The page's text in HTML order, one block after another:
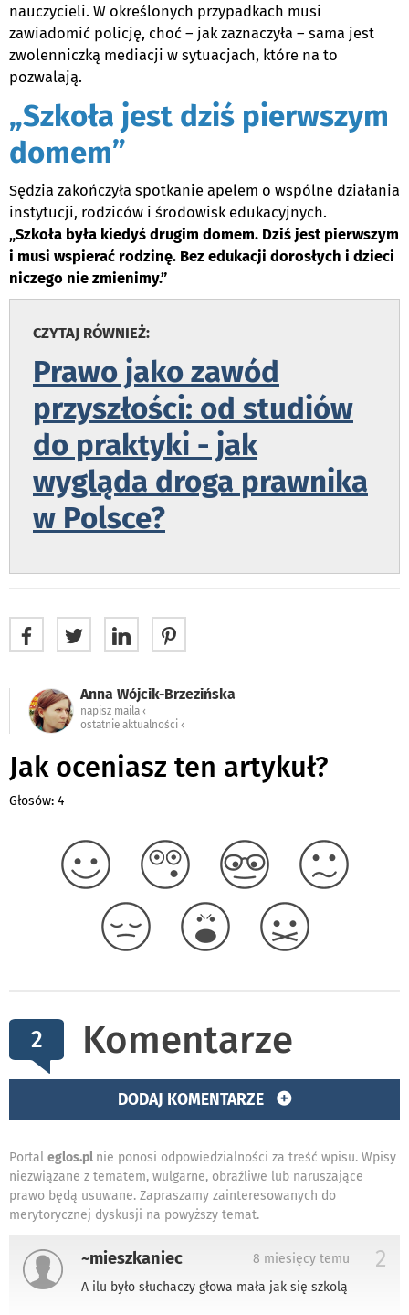
nauczycieli. W określonych przypadkach musi
zawiadomić policję, choć – jak zaznaczyła – sama jest
zwolenniczką mediacji w sytuacjach, które na to
pozwalają.
„Szkoła jest dziś pierwszym
domem”
Sędzia zakończyła spotkanie apelem o wspólne działania
instytucji, rodziców i środowisk edukacyjnych.
„Szkoła była kiedyś drugim domem. Dziś jest pierwszym
i musi wspierać rodzinę. Bez edukacji dorosłych i dzieci
niczego nie zmienimy.”
CZYTAJ RÓWNIEŻ:
Prawo jako zawód
przyszłości: od studiów
do praktyki - jak
wygląda droga prawnika
w Polsce?
Anna Wójcik-Brzezińska
napisz maila ‹
ostatnie aktualności ‹
Jak oceniasz ten artykuł?
Głosów: 4
2 Komentarze
DODAJ KOMENTARZE
Portal eglos.pl nie ponosi odpowiedzialności za treść wpisu. Wpisy
niezwiązane z tematem, wulgarne, obraźliwe lub naruszające
prawo będą usuwane. Zapraszamy zainteresowanych do
merytorycznej dyskusji na powyższy temat.
~mieszkaniec 2
8 miesięcy temu
A ilu było słuchaczy głowa mała jak się szkolą